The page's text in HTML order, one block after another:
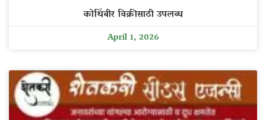
कोथिंबीर विक्रीसाठी उपलब्ध
April 1, 2026